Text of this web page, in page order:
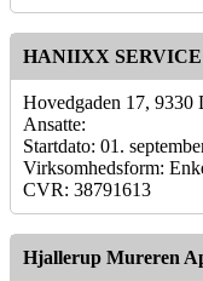
HANIIXX SERVICE
Hovedgaden 17, 9330
Ansatte:
Startdato: 01.
Virksomhedsform:
CVR: 38791613
Hjallerup Mureren